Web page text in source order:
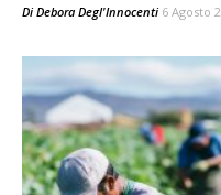
Di Debora Degl'Innocenti 6 Agosto